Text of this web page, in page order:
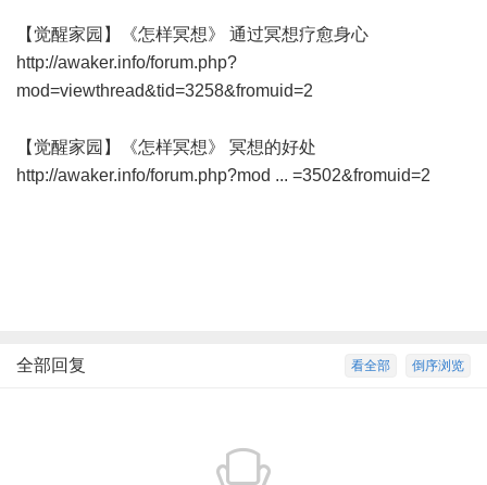
【觉醒家园】《怎样冥想》 通过冥想疗愈身心
http://awaker.info/forum.php?
mod=viewthread&tid=3258&fromuid=2
【觉醒家园】《怎样冥想》 冥想的好处
http://awaker.info/forum.php?mod ... =3502&fromuid=2
倒序浏览
看全部
全部回复